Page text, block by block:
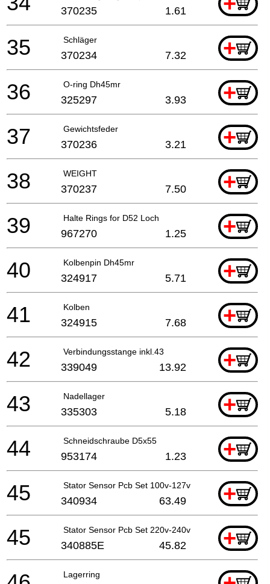
370235 1.61
Schläger +
35 370234 7.32
O-ring Dh45mr +
36 325297 3.93
Gewichtsfeder +
37 370236 3.21
WEIGHT +
38 370237 7.50
Halte Rings for D52 Loch +
39 967270 1.25
Kolbenpin Dh45mr +
40 324917 5.71
Kolben +
41 324915 7.68
Verbindungsstange inkl.43 +
42 339049 13.92
Nadellager +
43 335303 5.18
Schneidschraube D5x55 +
44 953174 1.23
Stator Sensor Pcb Set 100v-127v +
45 340934 63.49
Stator Sensor Pcb Set 220v-240v +
45 340885E 45.82
Lagerring